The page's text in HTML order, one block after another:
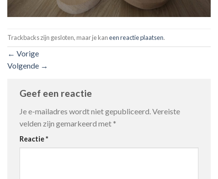
Trackbacks zijn gesloten, maar je kaneen reactie plaatsen.
← Vorige
Volgende →
Geef een reactie
Je e-mailadres wordt niet gepubliceerd.Vereiste
velden zijn gemarkeerd met *
Reactie*